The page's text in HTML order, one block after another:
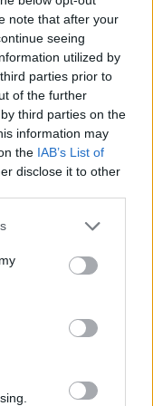
note that after your
seeing
utilized by
parties prior to
of the further
third parties on the
information may
the IAB’s List of
disclose it to other
αστικών
δεν πρέπει να
προετοιμάζουν
επόμενες
από την ωμή
δημιουργία
την
του λαού.
αγώνα,